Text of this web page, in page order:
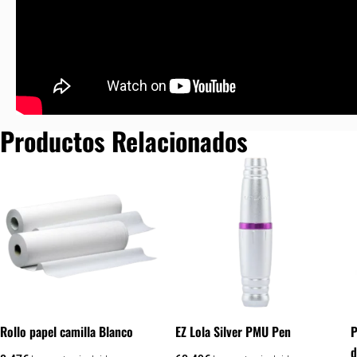
Productos Relacionados
Rollo papel camilla Blanco EZ Lola Silver PMU Pen